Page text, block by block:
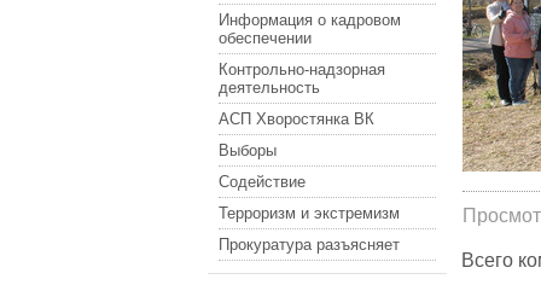
Информация о кадровом
обеспечении
Контрольно-надзорная
деятельность
АСП Хворостянка ВК
Выборы
Содействие
Терроризм и экстремизм
Прокуратура разъясняет
Всего